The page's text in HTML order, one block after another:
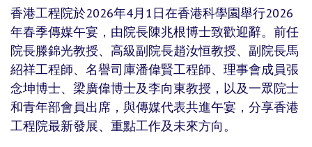
香港工程院於2026年4月1日在香港科學園舉行2026
年春季傳媒午宴，由院長陳兆根博士致歡迎辭。前任
院長滕錦光教授、高級副院長趙汝恒教授、副院長馬
紹祥工程師、名譽司庫潘偉賢工程師、理事會成員張
念坤博士、梁廣偉博士及李向東教授，以及一眾院士
和青年部會員出席，與傳媒代表共進午宴，分享香港
工程院最新發展、重點工作及未來方向。